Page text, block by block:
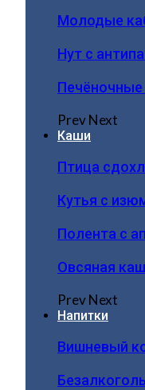
Молодые
Нут с
PrevNext
Каши
Птица
Кутья с
Полента с
Овсяная
PrevNext
Напитки
Вишневый